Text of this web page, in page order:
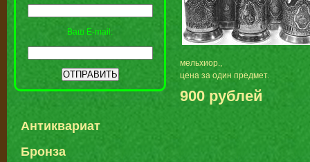
Ваш E-mail:
Антиквариат
Бронза
мельхиор.,
цена за один предмет.
900 рублей